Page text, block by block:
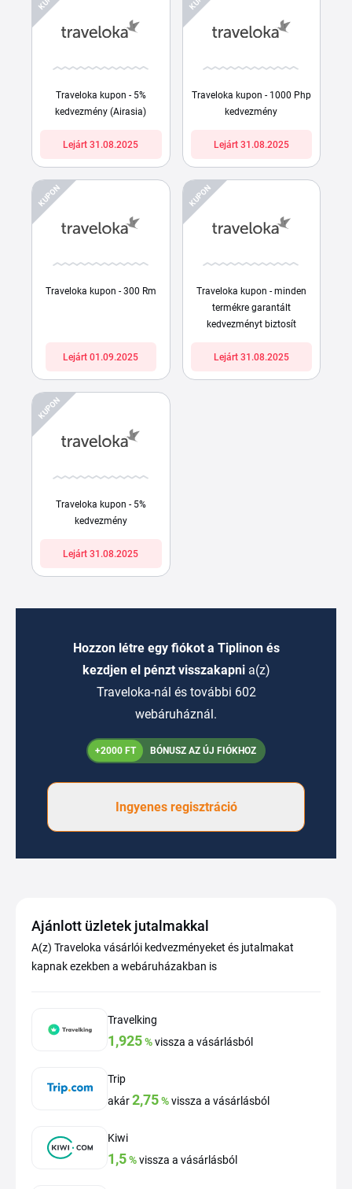
Traveloka kupon - 5%
kedvezmény (Airasia)
Lejárt 31.08.2025
Traveloka kupon - 1000 Php
kedvezmény
Lejárt 31.08.2025
KUPON
Traveloka kupon - 300 Rm
Lejárt 01.09.2025
KUPON
Traveloka kupon - minden
termékre garantált
kedvezményt biztosít
Lejárt 31.08.2025
KUPON
Traveloka kupon - 5%
kedvezmény
Lejárt 31.08.2025
Hozzon létre egy fiókot a Tiplinon és
kezdjen el pénzt visszakapni a(z)
Traveloka-nál és további 602
webáruháznál.
+2000 FT BÓNUSZ AZ ÚJ FIÓKHOZ
Ingyenes regisztráció
Ajánlott üzletek jutalmakkal
A(z) Traveloka vásárlói kedvezményeket és jutalmakat
kapnak ezekben a webáruházakban is
Travelking
1,925%vissza a vásárlásból
Trip
akár2,75%vissza a vásárlásból
Kiwi
1,5%vissza a vásárlásból